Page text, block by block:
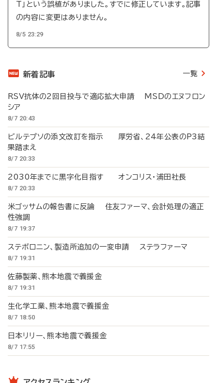
T」という誤植がありました。すでに修正しています。記事
の内容に変更はありません。
8/5 23:29
新着記事 一覧
RSV抗体の2回目投与で適応拡大申請 MSDのエヌフロン
シア
8/7 20:43
ビルテプソの添文改訂を指示 厚労省、24年公表のP3結
果踏まえ
8/7 20:33
2030年までに黒字化目指す オンコリス・浦田社長
8/7 20:33
米ゴッサムの報告書に反論 住友ファーマ、会計処理の適正
性強調
8/7 19:37
ステボロニン、製造所追加の一変申請 ステラファーマ
8/7 19:31
佐藤製薬、熊本地震で義援金
8/7 19:31
生化学工業、熊本地震で義援金
8/7 18:50
日本リリー、熊本地震で義援金
8/7 17:55